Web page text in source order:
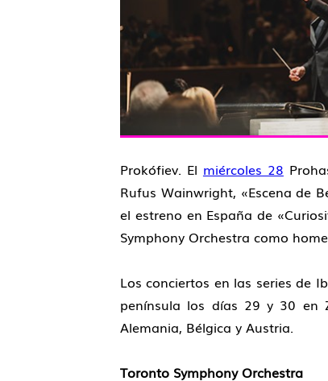
Prokófiev. El miércoles 28
Rufus Wainwright, «Escena de
el estreno en España de «
Symphony Orchestra como
Los conciertos en las series de
península los días 29 y 30 en
Alemania, Bélgica y Austria.
Toronto Symphony Orchestra